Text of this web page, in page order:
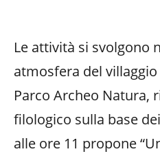
Le attività si svolgono
atmosfera del
Parco Archeo Natura,
filologico sulla base
alle ore 11 propone